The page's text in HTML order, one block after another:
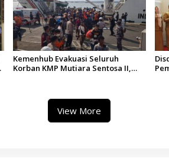
Kemenhub Evakuasi Seluruh
Korban KMP Mutiara Sentosa II,
View More